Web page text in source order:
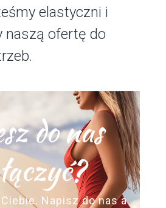
elastyczni i
naszą ofertę do
do nas
Napisz do nas a